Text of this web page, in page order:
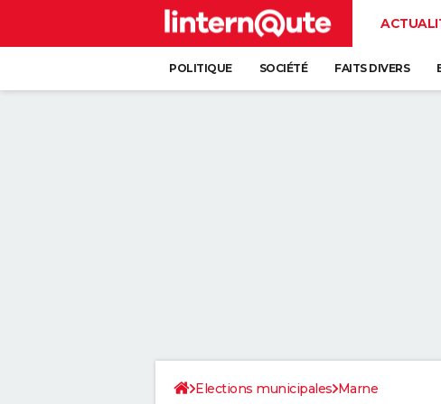
POLITIQUE SOCIÉTÉ FAITS DIVERS
Elections municipales Marne